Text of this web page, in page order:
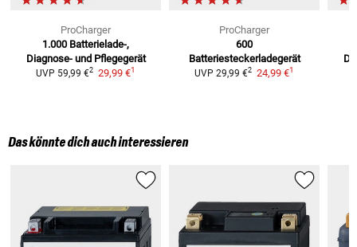
ProCharger
1.000 Batterielade-,
Diagnose- und Pflegegerät
UVP 59,99 €2 29,99 €1
ProCharger
600
Batteriesteckerladegerät
UVP 29,99 €2 24,99 €1
Das könnte dich auch interessieren